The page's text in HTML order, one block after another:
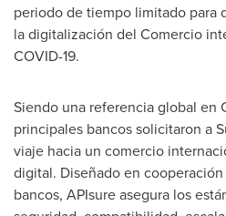
periodo de tiempo limitado para
la digitalización del Comercio
COVID-19.
Siendo una referencia global en
principales bancos solicitaron a
viaje hacia un comercio
digital. Diseñado en
bancos, APIsure asegura los